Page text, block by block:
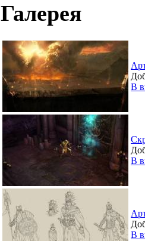
Галерея
В
В
В